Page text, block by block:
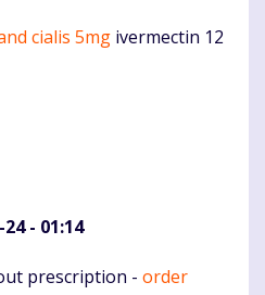
cialis 5mg ivermectin 12
- 01:14
prescription - order